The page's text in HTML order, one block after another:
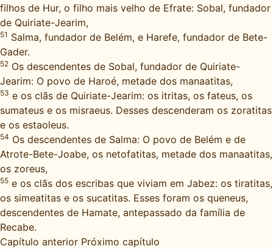
filhos de Hur, o filho mais velho de Efrate: Sobal, fundador
de Quiriate-Jearim,
51 Salma, fundador de Belém, e Harefe, fundador de Bete-
Gader.
52 Os descendentes de Sobal, fundador de Quiriate-
Jearim: O povo de Haroé, metade dos manaatitas,
53 e os clãs de Quiriate-Jearim: os itritas, os fateus, os
sumateus e os misraeus. Desses descenderam os zoratitas
e os estaoleus.
54 Os descendentes de Salma: O povo de Belém e de
Atrote-Bete-Joabe, os netofatitas, metade dos manaatitas,
os zoreus,
55 e os clãs dos escribas que viviam em Jabez: os tiratitas,
os simeatitas e os sucatitas. Esses foram os queneus,
descendentes de Hamate, antepassado da família de
Recabe.
Capítulo anterior Próximo capítulo